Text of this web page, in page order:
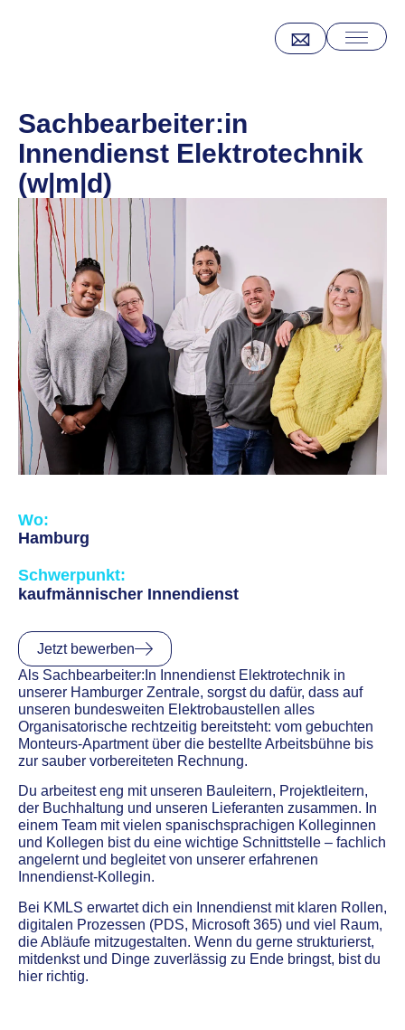
Sachbearbeiter:in
Innendienst Elektrotechnik
(w|m|d)
Wo:
Hamburg
Schwerpunkt:
kaufmännischer Innendienst
Jetzt bewerben
Als Sachbearbeiter:In Innendienst Elektrotechnik in
unserer Hamburger Zentrale, sorgst du dafür, dass auf
unseren bundesweiten Elektrobaustellen alles
Organisatorische rechtzeitig bereitsteht: vom gebuchten
Monteurs-Apartment über die bestellte Arbeitsbühne bis
zur sauber vorbereiteten Rechnung.
Du arbeitest eng mit unseren Bauleitern, Projektleitern,
der Buchhaltung und unseren Lieferanten zusammen. In
einem Team mit vielen spanischsprachigen Kolleginnen
und Kollegen bist du eine wichtige Schnittstelle – fachlich
angelernt und begleitet von unserer erfahrenen
Innendienst-Kollegin.
Bei KMLS erwartet dich ein Innendienst mit klaren Rollen,
digitalen Prozessen (PDS, Microsoft 365) und viel Raum,
die Abläufe mitzugestalten. Wenn du gerne strukturierst,
mitdenkst und Dinge zuverlässig zu Ende bringst, bist du
hier richtig.